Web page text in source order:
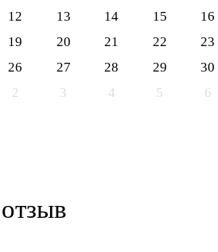
12 13 14 15
16
19 20 21 22
23
26 27 28 29
30
2 3 4 5 6